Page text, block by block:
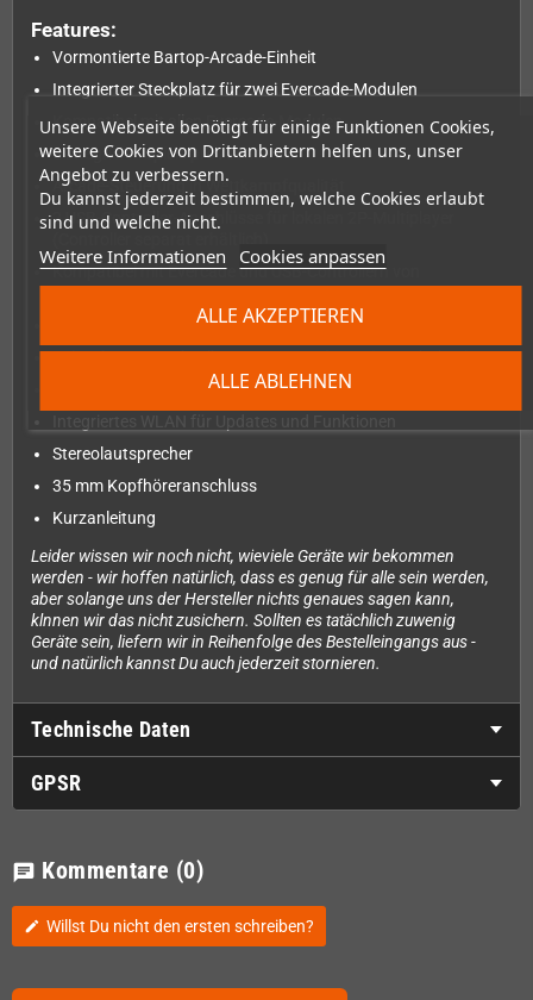
Unsere Webseite benötigt für einige Funktionen Cookies,
weitere Cookies von Drittanbietern helfen uns, unser
Angebot zu verbessern.
Du kannst jederzeit bestimmen, welche Cookies erlaubt
sind und welche nicht.
Weitere Informationen Cookies anpassen
ALLE ABLEHNEN
ALLE AKZEPTIEREN
Features:
Vormontierte Bartop-Arcade-Einheit
Integrierter Steckplatz für zwei Evercade-Modulen
Kompatibel mit allen Evercade-Modulen
6 integrierte Spiele pro Arcade
Arcade-Steuerung in Wettkampfqualität
2 USB-Controller-Anschlüsse für lokalen 2P-Multiplayer
Kompatibel mit Evercade und USB-Controllern von
8-Zoll-IPS-Bildschirm mit hoher Auflösung im 4:3-Format
Beleuchteter, wechselbarer Marquee (3 Motive enthalten)
USB-C-Kabel und -Stecker enthalten
Stereolautsprecher
35 mm Kopfhöreranschluss
Kurzanleitung
Leider wissen wir noch nicht, wieviele Geräte wir bekommen
werden - wir hoffen natürlich, dass es genug für alle sein werden,
aber solange uns der Hersteller nichts genaues sagen kann,
klnnen wir das nicht zusichern. Sollten es tatächlich zuwenig
Geräte sein, liefern wir in Reihenfolge des Bestelleingangs aus -
und natürlich kannst Du auch jederzeit stornieren.
Technische Daten
GPSR
chat Kommentare (0)
edit Willst Du nicht den ersten schreiben?